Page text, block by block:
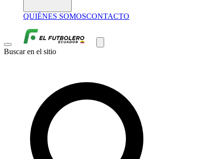
QUIÉNES SOMOSCONTACTO
Buscar en el sitio